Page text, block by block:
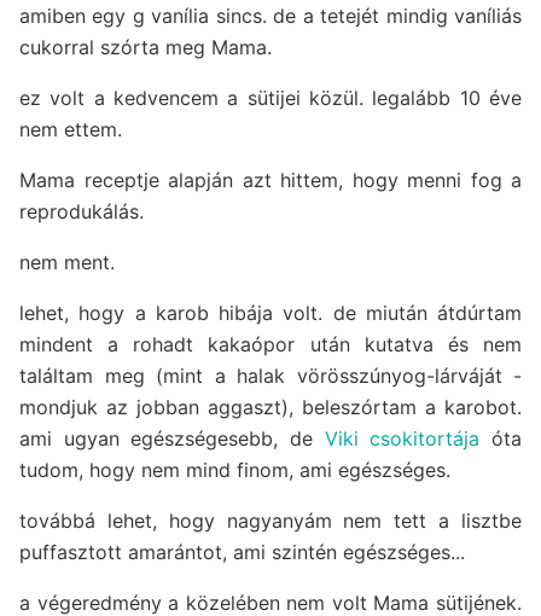
amiben egy g vanília sincs. de a tetejét mindig vaníliás
cukorral szórta meg Mama.
ez volt a kedvencem a sütijei közül. legalább 10 éve
nem ettem.
Mama receptje alapján azt hittem, hogy menni fog a
reprodukálás.
nem ment.
lehet, hogy a karob hibája volt. de miután átdúrtam
mindent a rohadt kakaópor után kutatva és nem
találtam meg (mint a halak vörösszúnyog-lárváját -
mondjuk az jobban aggaszt), beleszórtam a karobot.
ami ugyan egészségesebb, de Viki csokitortája óta
tudom, hogy nem mind finom, ami egészséges.
továbbá lehet, hogy nagyanyám nem tett a lisztbe
puffasztott amarántot, ami szintén egészséges...
a végeredmény a közelében nem volt Mama sütijének.